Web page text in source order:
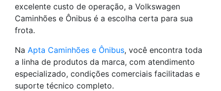
excelente custo de operação, a Volkswagen
Caminhões e Ônibus é a escolha certa para sua
frota.
Na Apta Caminhões e Ônibus, você encontra toda
a linha de produtos da marca, com atendimento
especializado, condições comerciais facilitadas e
suporte técnico completo.